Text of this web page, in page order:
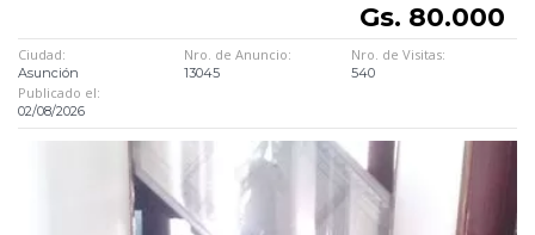
Gs. 80.000
Ciudad:
Asunción
Nro. de Anuncio:
13045
Nro. de Visitas:
540
Publicado el:
02/08/2026